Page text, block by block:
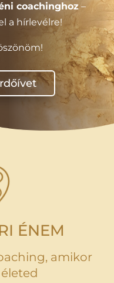
coachinghoz –
a hírlevélre!
ÉNEM
amikor